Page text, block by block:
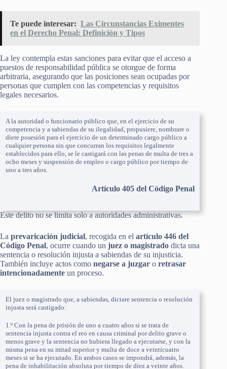
Te puede interesar: Las Circunstancias Eximentes
en el Derecho Penal: Definición y Tipos
La ley contempla estas sanciones para evitar que el acceso a
puestos de responsabilidad pública se otorgue de forma
arbitraria, asegurando que las posiciones sean ocupadas por
personas que cumplen con las competencias y requisitos
legales necesarios.
A la autoridad o funcionario público que, en el ejercicio de su
competencia y a sabiendas de su ilegalidad, propusiere, nombrare o
diere posesión para el ejercicio de un determinado cargo público a
cualquier persona sin que concurran los requisitos legalmente
establecidos para ello, se le castigará con las penas de multa de tres a
ocho meses y suspensión de empleo o cargo público por tiempo de
uno a tres años.
Artículo 405 del Código Penal
Este delito no se limita solo a autoridades administrativas.
La prevaricación judicial, recogida en el artículo 446 del
Código Penal, ocurre cuando un juez o magistrado dicta una
sentencia o resolución injusta a sabiendas de su injusticia.
También incluye actos como negarse a juzgar o retrasar
intencionadamente un proceso.
El juez o magistrado que, a sabiendas, dictare sentencia o resolución
injusta será castigado:
1.º Con la pena de prisión de uno a cuatro años si se trata de
sentencia injusta contra el reo en causa criminal por delito grave o
menos grave y la sentencia no hubiera llegado a ejecutarse, y con la
misma pena en su mitad superior y multa de doce a veinticuatro
meses si se ha ejecutado. En ambos casos se impondrá, además, la
pena de inhabilitación absoluta por tiempo de diez a veinte años.